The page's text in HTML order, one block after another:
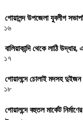
গোয়ালন্দ উপজেলা যুবলীগ
১৬
বালিয়াকান্দি থেকে লাঠি
১৭
গোয়ালন্দে চোলাই মদসহ দুইজন
১৮
গোয়ালন্দে বহুতল মার্কেট